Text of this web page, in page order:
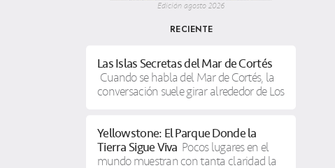
Edición agosto 2026
RECIENTE
Las Islas Secretas del Mar de Cortés
Cuando se habla del Mar de Cortés, la
conversación suele girar alrededor de Los
Yellowstone: El Parque Donde la
Tierra Sigue Viva Pocos lugares en el
mundo muestran con tanta claridad la